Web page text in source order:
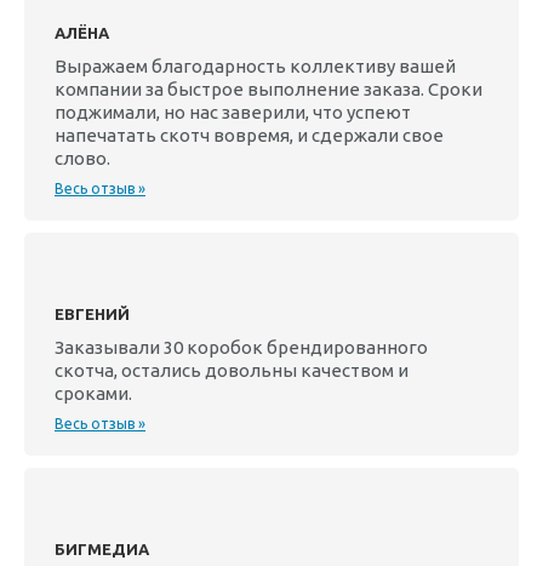
АЛЁНА
Выражаем благодарность коллективу вашей
компании за быстрое выполнение заказа. Сроки
поджимали, но нас заверили, что успеют
напечатать скотч вовремя, и сдержали свое
слово.
Весь отзыв »
ЕВГЕНИЙ
Заказывали 30 коробок брендированного
скотча, остались довольны качеством и
сроками.
Весь отзыв »
БИГМЕДИА